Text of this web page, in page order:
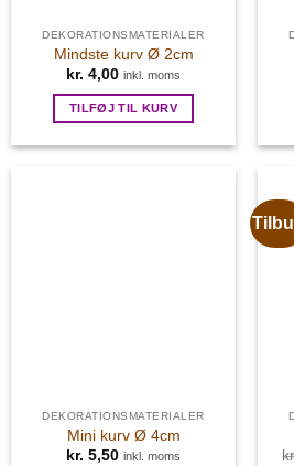
DEKORATIONSMATERIALER
Mindste kurv Ø 2cm
kr. 4,00 inkl. moms
TILFØJ TIL KURV
DEKORATIONSMATERIALER
Mini kurv Ø 4cm
kr. 5,50 inkl. moms